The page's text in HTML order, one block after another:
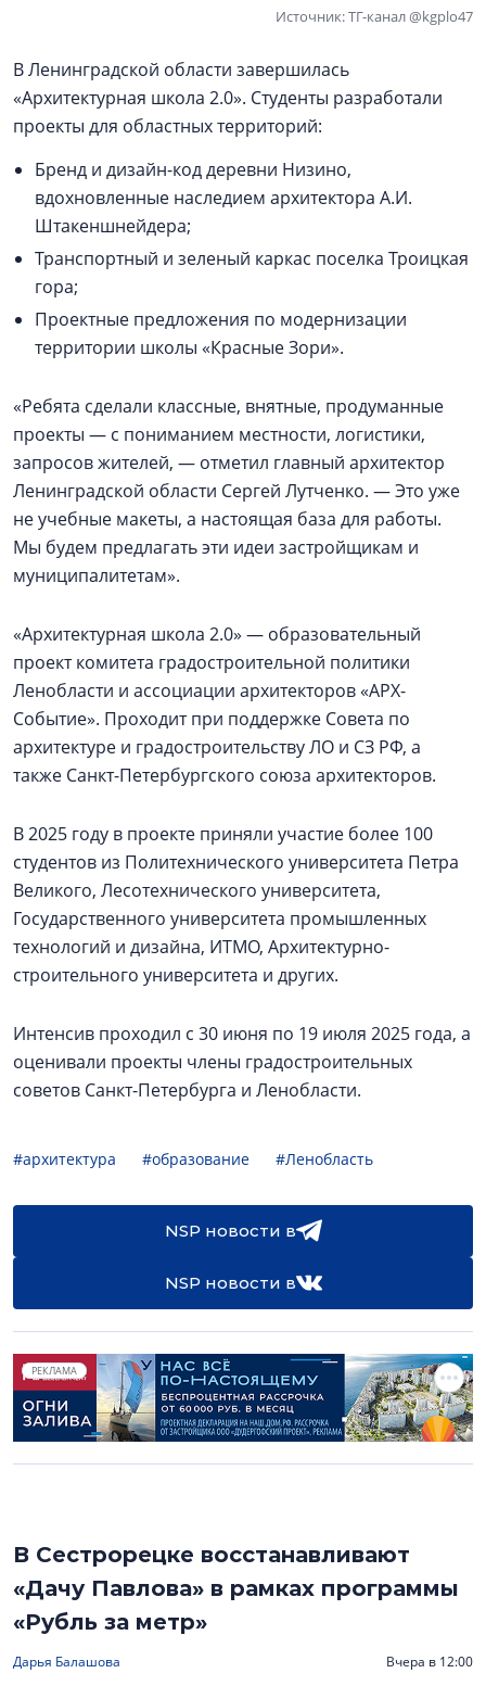
Источник: ТГ-канал @kgplo47
В Ленинградской области завершилась
«Архитектурная школа 2.0». Студенты разработали
проекты для областных территорий:
Бренд и дизайн-код деревни Низино,
вдохновленные наследием архитектора А.И.
Штакеншнейдера;
Транспортный и зеленый каркас поселка Троицкая
гора;
Проектные предложения по модернизации
территории школы «Красные Зори».
«Ребята сделали классные, внятные, продуманные
проекты — с пониманием местности, логистики,
запросов жителей, — отметил главный архитектор
Ленинградской области Сергей Лутченко. — Это уже
не учебные макеты, а настоящая база для работы.
Мы будем предлагать эти идеи застройщикам и
муниципалитетам».
«Архитектурная школа 2.0» — образовательный
проект комитета градостроительной политики
Ленобласти и ассоциации архитекторов «АРХ-
Событие». Проходит при поддержке Совета по
архитектуре и градостроительству ЛО и СЗ РФ, а
также Санкт-Петербургского союза архитекторов.
В 2025 году в проекте приняли участие более 100
студентов из Политехнического университета Петра
Великого, Лесотехнического университета,
Государственного университета промышленных
технологий и дизайна, ИТМО, Архитектурно-
строительного университета и других.
Интенсив проходил с 30 июня по 19 июля 2025 года, а
оценивали проекты члены градостроительных
советов Санкт-Петербурга и Ленобласти.
#архитектура #образование #Ленобласть
NSP новости в
NSP новости в
РЕКЛАМА
В Сестрорецке восстанавливают
«Дачу Павлова» в рамках программы
«Рубль за метр»
Дарья Балашова Вчера в 12:00